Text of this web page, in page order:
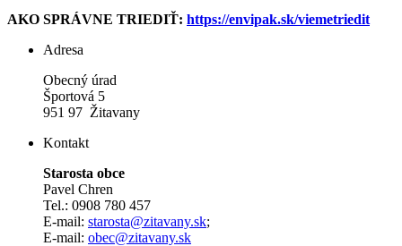
AKO SPRÁVNE TRIEDIŤ: https://envipak.sk/viemetriedit
Adresa
Obecný úrad
Športová 5
951 97 Žitavany
Kontakt
Starosta obce
Pavel Chren
Tel.: 0908 780 457
E-mail: starosta@zitavany.sk;
E-mail: obec@zitavany.sk